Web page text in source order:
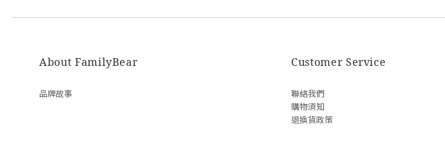
About FamilyBear
品牌故事
Customer Service
聯絡我們
購物須知
退換貨政策